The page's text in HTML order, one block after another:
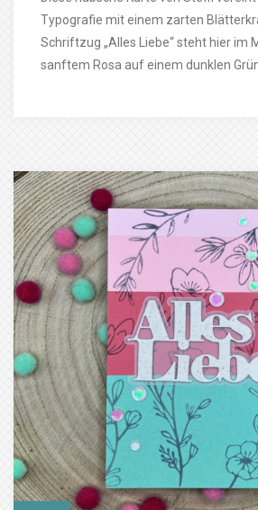
Typografie mit einem zarten
Schriftzug „Alles Liebe“ steht hier im
sanftem Rosa auf einem dunklen Grün